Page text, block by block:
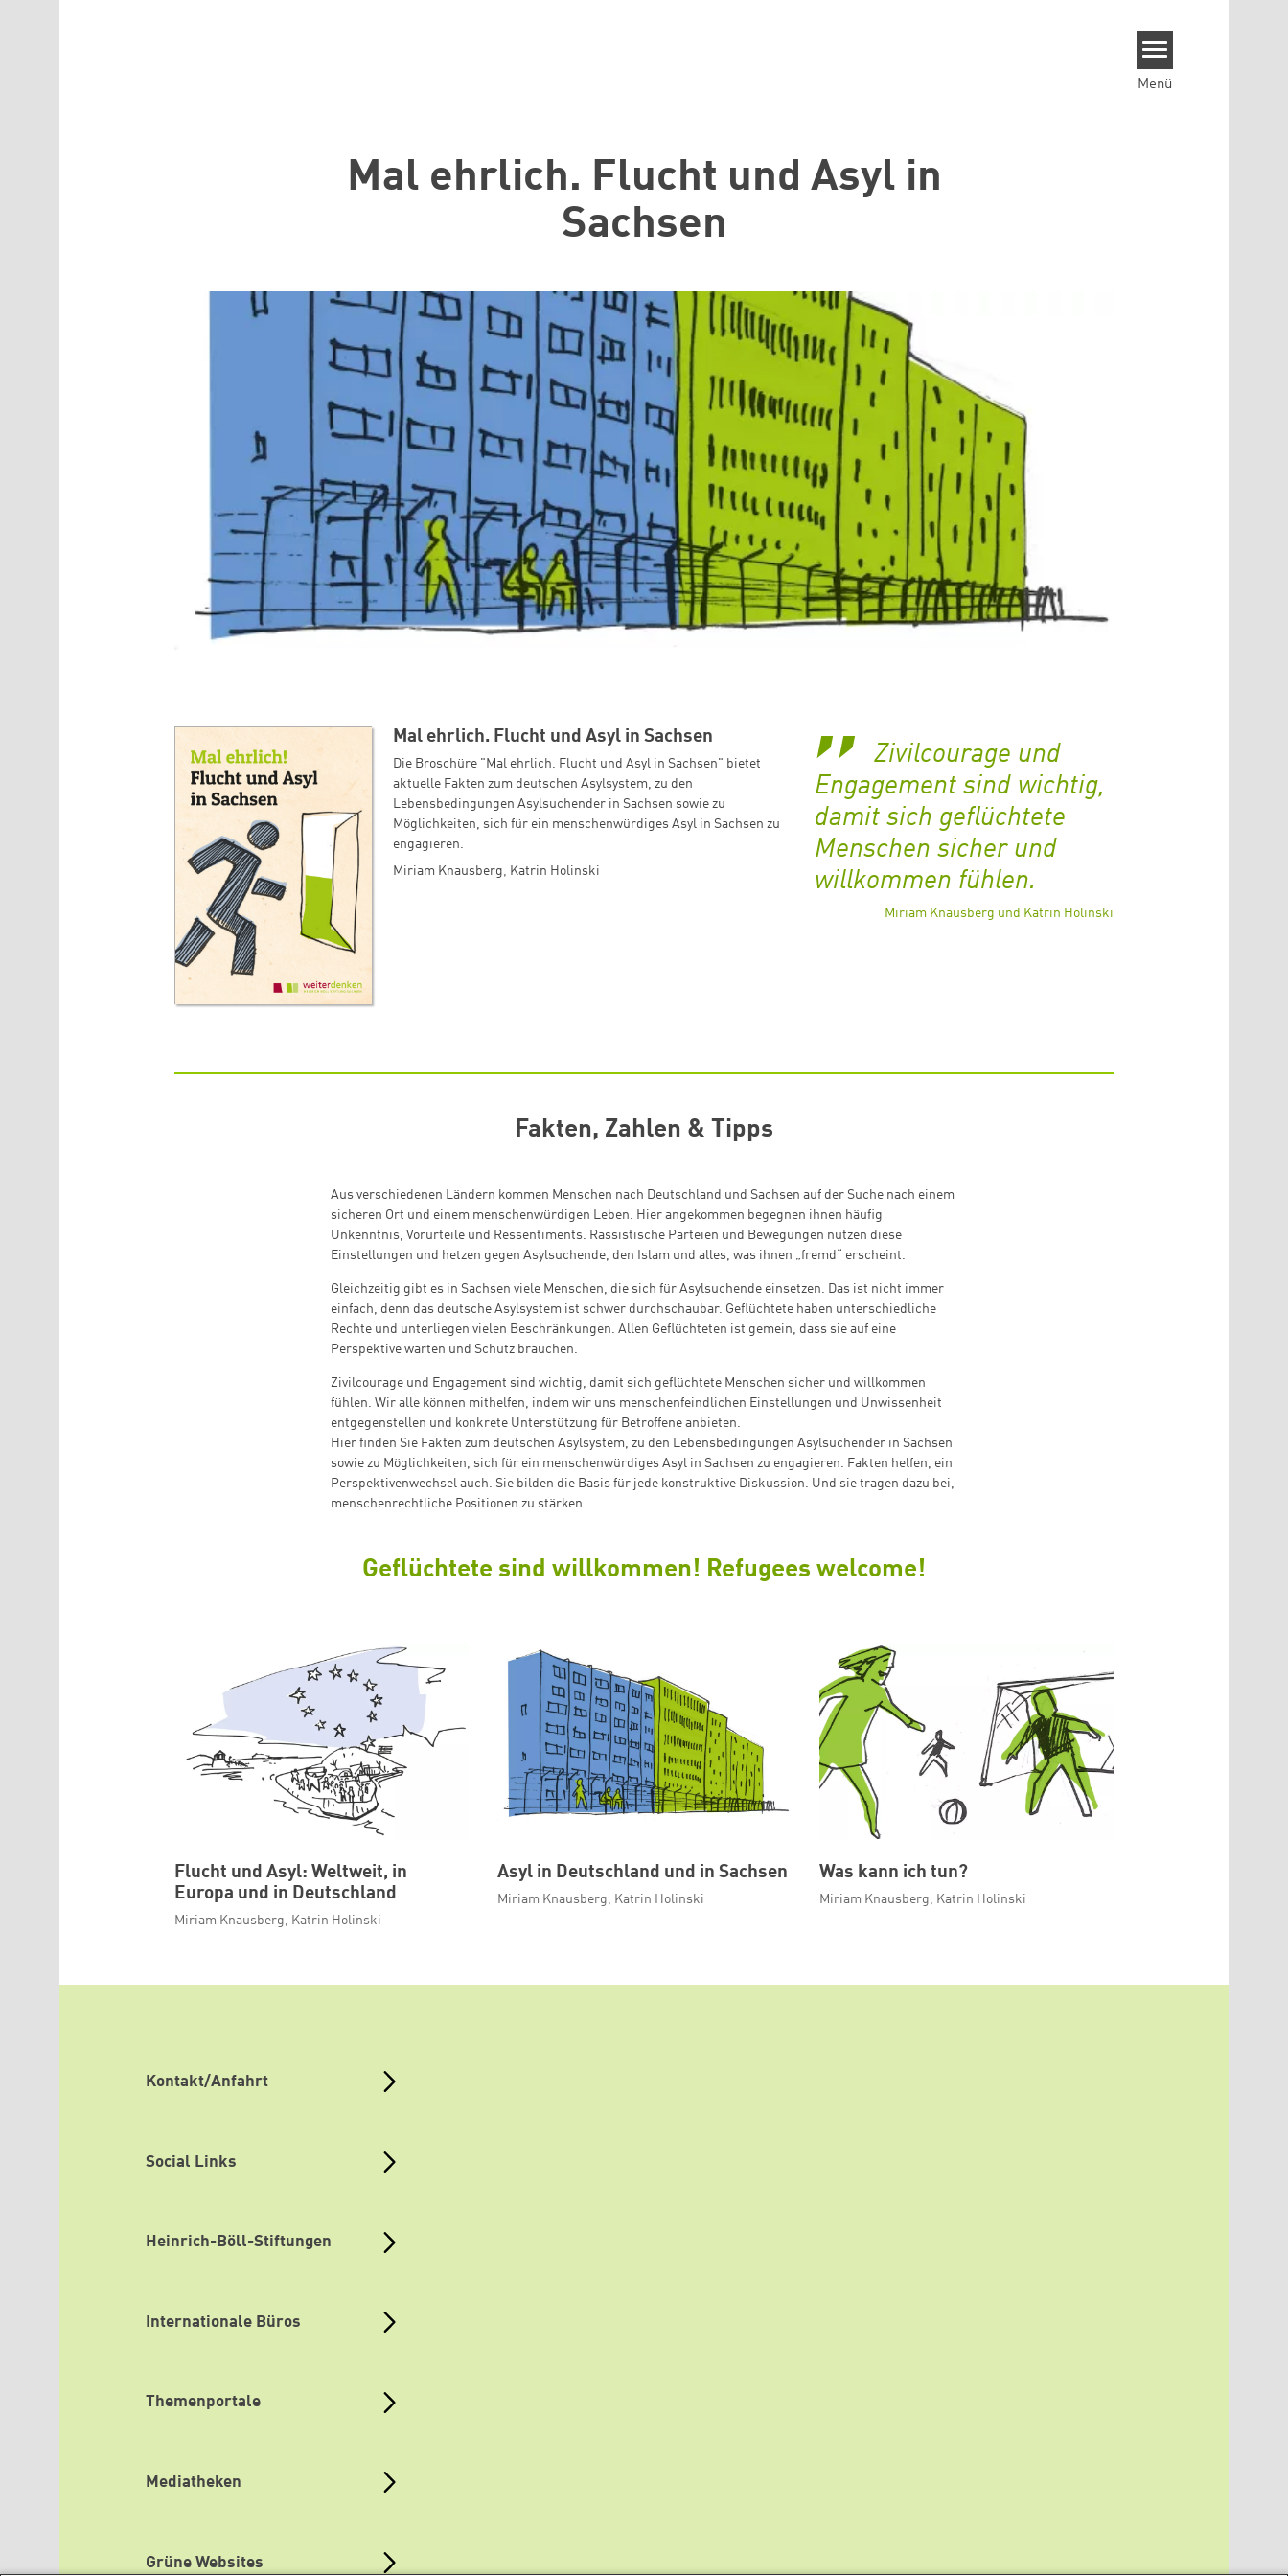
Menü
Mal ehrlich. Flucht und Asyl in
Sachsen
Mal ehrlich. Flucht und Asyl in Sachsen
Die Broschüre "Mal ehrlich. Flucht und Asyl in Sachsen" bietet
aktuelle Fakten zum deutschen Asylsystem, zu den
Lebensbedingungen Asylsuchender in Sachsen sowie zu
Möglichkeiten, sich für ein menschenwürdiges Asyl in Sachsen zu
engagieren.
Miriam Knausberg, Katrin Holinski
Zivilcourage und
Engagement sind wichtig,
damit sich geflüchtete
Menschen sicher und
willkommen fühlen.
Miriam Knausberg und Katrin Holinski
Fakten, Zahlen & Tipps
Aus verschiedenen Ländern kommen Menschen nach Deutschland und Sachsen auf der Suche nach einem
sicheren Ort und einem menschenwürdigen Leben. Hier angekommen begegnen ihnen häufig
Unkenntnis, Vorurteile und Ressentiments. Rassistische Parteien und Bewegungen nutzen diese
Einstellungen und hetzen gegen Asylsuchende, den Islam und alles, was ihnen „fremd“ erscheint.
Gleichzeitig gibt es in Sachsen viele Menschen, die sich für Asylsuchende einsetzen. Das ist nicht immer
einfach, denn das deutsche Asylsystem ist schwer durchschaubar. Geflüchtete haben unterschiedliche
Rechte und unterliegen vielen Beschränkungen. Allen Geflüchteten ist gemein, dass sie auf eine
Perspektive warten und Schutz brauchen.
Zivilcourage und Engagement sind wichtig, damit sich geflüchtete Menschen sicher und willkommen
fühlen. Wir alle können mithelfen, indem wir uns menschenfeindlichen Einstellungen und Unwissenheit
entgegenstellen und konkrete Unterstützung für Betroffene anbieten.
Hier finden Sie Fakten zum deutschen Asylsystem, zu den Lebensbedingungen Asylsuchender in Sachsen
sowie zu Möglichkeiten, sich für ein menschenwürdiges Asyl in Sachsen zu engagieren. Fakten helfen, ein
Perspektivenwechsel auch. Sie bilden die Basis für jede konstruktive Diskussion. Und sie tragen dazu bei,
menschenrechtliche Positionen zu stärken.
Geflüchtete sind willkommen! Refugees welcome!
Flucht und Asyl: Weltweit, in
Europa und in Deutschland
Miriam Knausberg, Katrin Holinski
Asyl in Deutschland und in Sachsen
Miriam Knausberg, Katrin Holinski
Was kann ich tun?
Miriam Knausberg, Katrin Holinski
Zum Warenkorb hinzugefügt:
Kontakt/Anfahrt
Social Links
Heinrich-Böll-Stiftungen
Internationale Büros
Themenportale
Mediatheken
Grüne Websites